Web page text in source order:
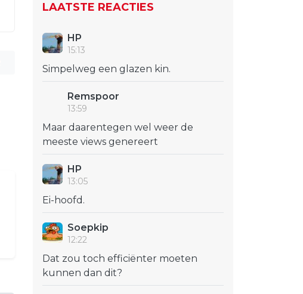
LAATSTE REACTIES
HP
15:13
Simpelweg een glazen kin.
Remspoor
13:59
Maar daarentegen wel weer de
meeste views genereert
HP
13:05
Ei-hoofd.
Soepkip
12:22
Dat zou toch efficiënter moeten
kunnen dan dit?